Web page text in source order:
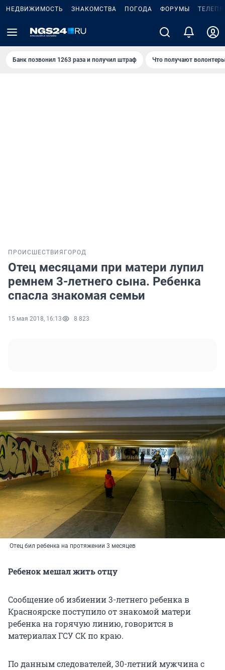
НЕДВИЖИМОСТЬ ЗНАКОМСТВА ПОГОДА ФОРУМЫ
Банк позвонил 1263 раза и получил штраф Что получают
ПРОИСШЕСТВИЯ ГОРОД
Отец месяцами при матери лупил
ремнем 3-летнего сына. Ребенка
спасла знакомая семьи
15 мая 2018, 16:13 8 823
Отец бил ребенка на протяжении 3 месяцев
Ребенок мешал жить отцу
Сообщение об избиении 3-летнего ребенка в
Красноярске поступило от знакомой матери
ребенка на горячую линию, говорится в
материалах ГСУ СК по краю.
По данным следователей, 30-летний мужчина с